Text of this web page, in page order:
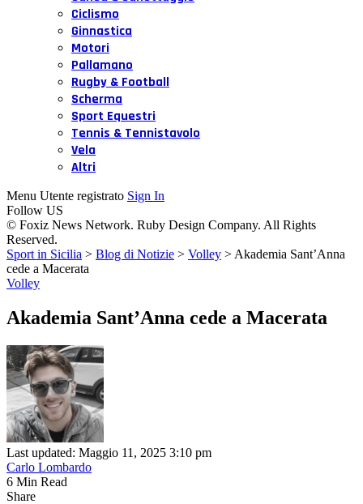
Ciclismo
Ginnastica
Motori
Pallamano
Rugby & Football
Scherma
Sport Equestri
Tennis & Tennistavolo
Vela
Altri
Menu Utente registrato Sign In
Follow US
© Foxiz News Network. Ruby Design Company. All Rights
Reserved.
Sport in Sicilia > Blog di Notizie > Volley > Akademia Sant’Anna
cede a Macerata
Volley
Akademia Sant’Anna cede a Macerata
Last updated: Maggio 11, 2025 3:10 pm
Carlo Lombardo
6 Min Read
Share